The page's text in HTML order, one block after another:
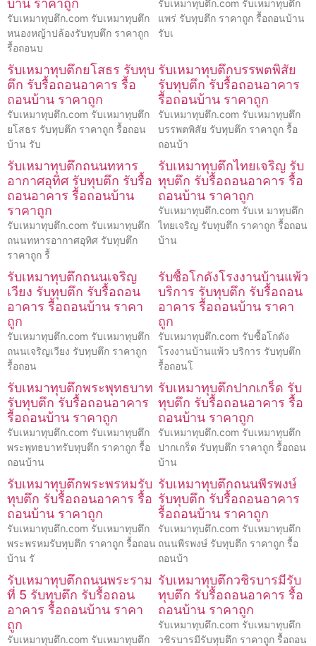
รับเหมาทุบตึก.com รับเหมาทุบตึก
หนองหญ้าปล้องรับทุบตึก ราคาถูก
รื้อถอนบ
รับเหมาทุบตึก.com รับเหมาทุบตึก
แพร่ รับทุบตึก ราคาถูก รื้อถอนบ้าน
รับเ
รับเหมาทุบตึกยโสธร รับทุบ
ตึก รับรื้อถอนอาคาร รื้อ
ถอนบ้าน ราคาถูก
รับเหมาทุบตึก.com รับเหมาทุบตึก
ยโสธร รับทุบตึก ราคาถูก รื้อถอน
บ้าน รับ
รับเหมาทุบตึกบรรพตพิสัย
รับทุบตึก รับรื้อถอนอาคาร
รื้อถอนบ้าน ราคาถูก
รับเหมาทุบตึก.com รับเหมาทุบตึก
บรรพตพิสัย รับทุบตึก ราคาถูก รื้อ
ถอนบ้า
รับเหมาทุบตึกถนนทหาร
อากาศอุทิศ รับทุบตึก รับรื้อ
ถอนอาคาร รื้อถอนบ้าน
ราคาถูก
รับเหมาทุบตึก.com รับเหมาทุบตึก
ถนนทหารอากาศอุทิศ รับทุบตึก
ราคาถูก รื้
รับเหมาทุบตึกไทยเจริญ รับ
ทุบตึก รับรื้อถอนอาคาร รื้อ
ถอนบ้าน ราคาถูก
รับเหมาทุบตึก.com รับเห มาทุบตึก
ไทยเจริญ รับทุบตึก ราคาถูก รื้อถอน
บ้าน
รับเหมาทุบตึกถนนเจริญ
เวียง รับทุบตึก รับรื้อถอน
อาคาร รื้อถอนบ้าน ราคา
ถูก
รับเหมาทุบตึก.com รับเหมาทุบตึก
ถนนเจริญเวียง รับทุบตึก ราคาถูก
รื้อถอน
รับซื้อโกดังโรงงานบ้านแพ้ว
บริการ รับทุบตึก รับรื้อถอน
อาคาร รื้อถอนบ้าน ราคา
ถูก
รับเหมาทุบตึก.com รับซื้อโกดัง
โรงงานบ้านแพ้ว บริการ รับทุบตึก
รื้อถอนโ
รับเหมาทุบตึกพระพุทธบาท
รับทุบตึก รับรื้อถอนอาคาร
รื้อถอนบ้าน ราคาถูก
รับเหมาทุบตึก.com รับเหมาทุบตึก
พระพุทธบาทรับทุบตึก ราคาถูก รื้อ
ถอนบ้าน
รับเหมาทุบตึกปากเกร็ด รับ
ทุบตึก รับรื้อถอนอาคาร รื้อ
ถอนบ้าน ราคาถูก
รับเหมาทุบตึก.com รับเหมาทุบตึก
ปากเกร็ด รับทุบตึก ราคาถูก รื้อถอน
บ้าน
รับเหมาทุบตึกพระพรหมรับ
ทุบตึก รับรื้อถอนอาคาร รื้อ
ถอนบ้าน ราคาถูก
รับเหมาทุบตึก.com รับเหมาทุบตึก
พระพรหมรับทุบตึก ราคาถูก รื้อถอน
บ้าน รั
รับเหมาทุบตึกถนนพีรพงษ์
รับทุบตึก รับรื้อถอนอาคาร
รื้อถอนบ้าน ราคาถูก
รับเหมาทุบตึก.com รับเหมาทุบตึก
ถนนพีรพงษ์ รับทุบตึก ราคาถูก รื้อ
ถอนบ้า
รับเหมาทุบตึกถนนพระราม
ที่ 5 รับทุบตึก รับรื้อถอน
อาคาร รื้อถอนบ้าน ราคา
ถูก
รับเหมาทุบตึก.com รับเหมาทุบตึก
รับเหมาทุบตึกวชิรบารมีรับ
ทุบตึก รับรื้อถอนอาคาร รื้อ
ถอนบ้าน ราคาถูก
รับเหมาทุบตึก.com รับเหมาทุบตึก
วชิรบารมีรับทุบตึก ราคาถูก รื้อถอน